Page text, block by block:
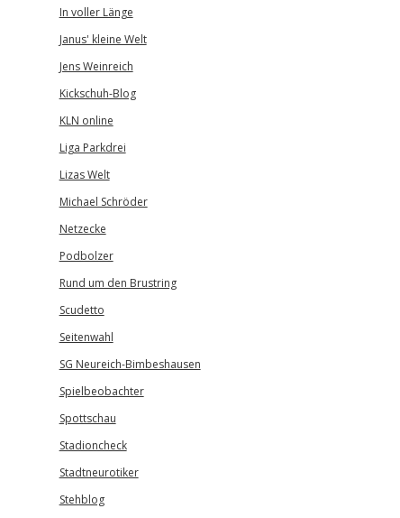
In voller Länge
Janus' kleine Welt
Jens Weinreich
Kickschuh-Blog
KLN online
Liga Parkdrei
Lizas Welt
Michael Schröder
Netzecke
Podbolzer
Rund um den Brustring
Scudetto
Seitenwahl
SG Neureich-Bimbeshausen
Spielbeobachter
Spottschau
Stadioncheck
Stadtneurotiker
Stehblog